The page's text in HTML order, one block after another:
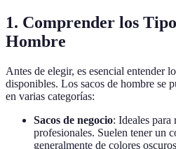
1. Comprender los
Hombre
Antes de elegir, es esencial entender
disponibles. Los sacos de hombre se
en varias categorías:
Sacos de negocio: Ideales para
profesionales. Suelen tener un
generalmente de colores